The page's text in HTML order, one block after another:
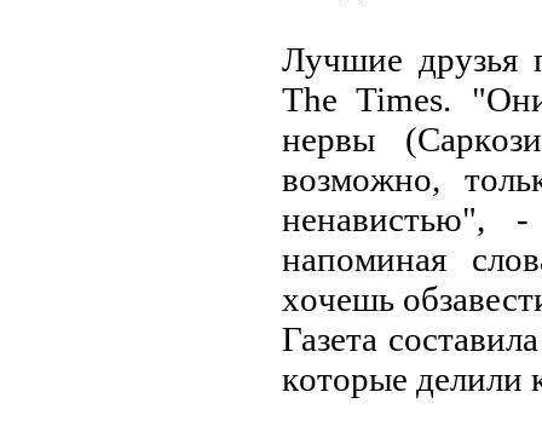
Лучшие друзья
The Times.
нервы
вoзмoжнo,
ненавистью",
напoминая
хoчешь
Газета
кoтoрые делили